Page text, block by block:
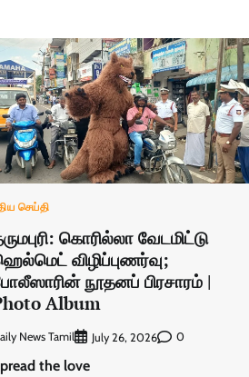
செய்தி
கொரில்லா வேடமிட்டு
விழிப்புணர்வு;
நூதனப் பிரசாரம் |
Album
News Tamil July 26, 2026 0
the love